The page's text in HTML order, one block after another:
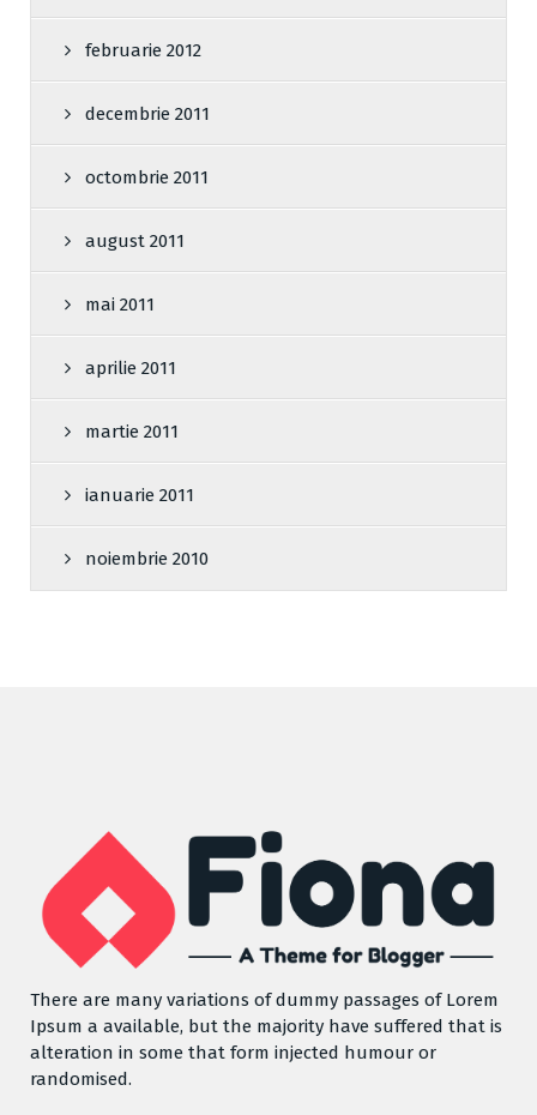
februarie 2012
decembrie 2011
octombrie 2011
august 2011
mai 2011
aprilie 2011
martie 2011
ianuarie 2011
noiembrie 2010
There are many variations of dummy passages of Lorem
Ipsum a available, but the majority have suffered that is
alteration in some that form injected humour or
randomised.